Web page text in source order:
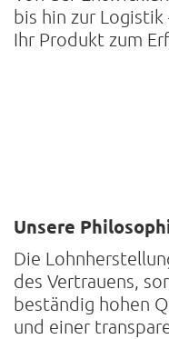
bis hin zur
Ihr Produkt zum
Unsere
Die
des Vertrauens,
beständig hohen
und einer